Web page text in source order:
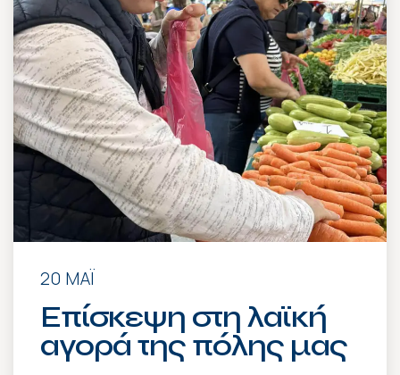
20 ΜΆΙ
Επίσκεψη στη λαϊκή
αγορά της πόλης μας